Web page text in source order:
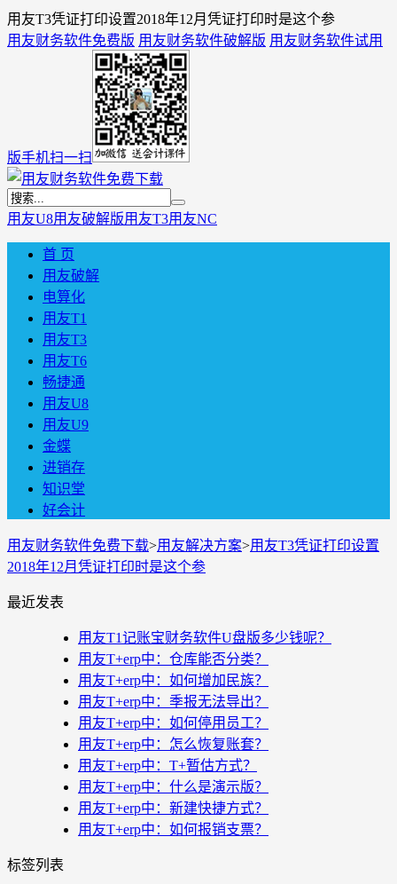
用友T3凭证打印设置2018年12月凭证打印时是这个参
用友财务软件免费版 用友财务软件破解版 用友财务软件试用
版手机扫一扫
用友U8用友破解版用友T3用友NC
首 页
用友破解
电算化
用友T1
用友T3
用友T6
畅捷通
用友U8
用友U9
金蝶
进销存
知识堂
好会计
用友财务软件免费下载>用友解决方案>用友T3凭证打印设置
2018年12月凭证打印时是这个参
最近发表
用友T1记账宝财务软件U盘版多少钱呢？
用友T+erp中：仓库能否分类？
用友T+erp中：如何增加民族？
用友T+erp中：季报无法导出？
用友T+erp中：如何停用员工？
用友T+erp中：怎么恢复账套？
用友T+erp中：T+暂估方式？
用友T+erp中：什么是演示版？
用友T+erp中：新建快捷方式？
用友T+erp中：如何报销支票？
标签列表